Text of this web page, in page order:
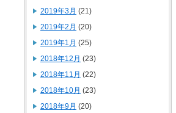
2019年3月 (21)
2019年2月 (20)
2019年1月 (25)
2018年12月 (23)
2018年11月 (22)
2018年10月 (23)
2018年9月 (20)